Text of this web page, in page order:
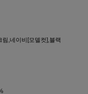
,네이비[모델컷],블랙